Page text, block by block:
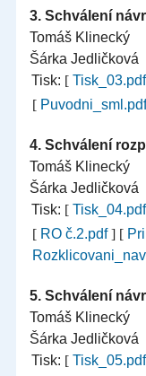
3. Schválení
Tomáš Klinecký
Šárka Jedličková
Tisk: [ Tisk_03.pdf
[
4. Schválení
Tomáš Klinecký
Šárka Jedličková
Tisk: [ Tisk_04.pdf
[ RO č.2.pdf] [
5. Schválení
Tomáš Klinecký
Šárka Jedličková
Tisk: [ Tisk_05.pdf